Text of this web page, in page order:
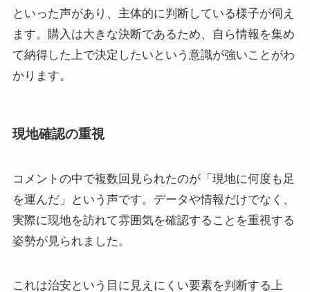
といった声があり、主体的に判断している様子が伺え
ます。購入は大きな決断であるため、自ら情報を集め
て納得した上で決定したいという意識が強いことがわ
かります。
現地確認の重視
コメントの中で複数回見られたのが「現地に何度も足
を運んだ」という声です。データや情報だけでなく、
実際に現地を訪れて雰囲気を確認することを重視する
姿勢が見られました。
これは治安という目に見えにくい要素を判断する上